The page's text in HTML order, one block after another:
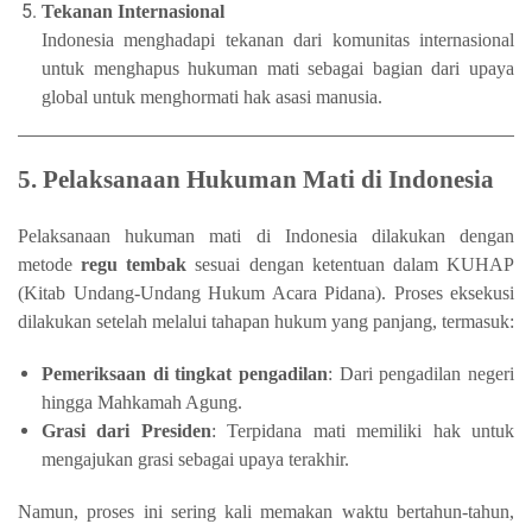
Tekanan Internasional
Indonesia menghadapi tekanan dari komunitas internasional
untuk menghapus hukuman mati sebagai bagian dari upaya
global untuk menghormati hak asasi manusia.
5. Pelaksanaan Hukuman Mati di Indonesia
Pelaksanaan hukuman mati di Indonesia dilakukan dengan
metoderegu tembak sesuai dengan ketentuan dalam KUHAP
(Kitab Undang-Undang Hukum Acara Pidana). Proses eksekusi
dilakukan setelah melalui tahapan hukum yang panjang, termasuk:
Pemeriksaan di tingkat pengadilan: Dari pengadilan negeri
hingga Mahkamah Agung.
Grasi dari Presiden: Terpidana mati memiliki hak untuk
mengajukan grasi sebagai upaya terakhir.
Namun, proses ini sering kali memakan waktu bertahun-tahun,